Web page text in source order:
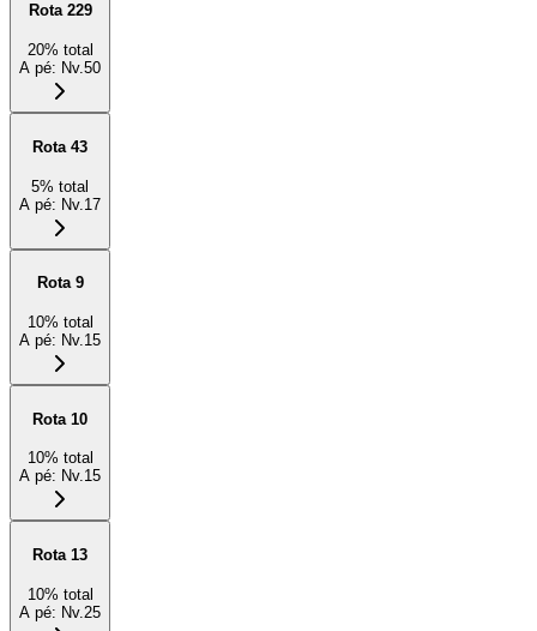
Rota 229
20% total
A pé: Nv.50
Rota 43
5% total
A pé: Nv.17
Rota 9
10% total
A pé: Nv.15
Rota 10
10% total
A pé: Nv.15
Rota 13
10% total
A pé: Nv.25